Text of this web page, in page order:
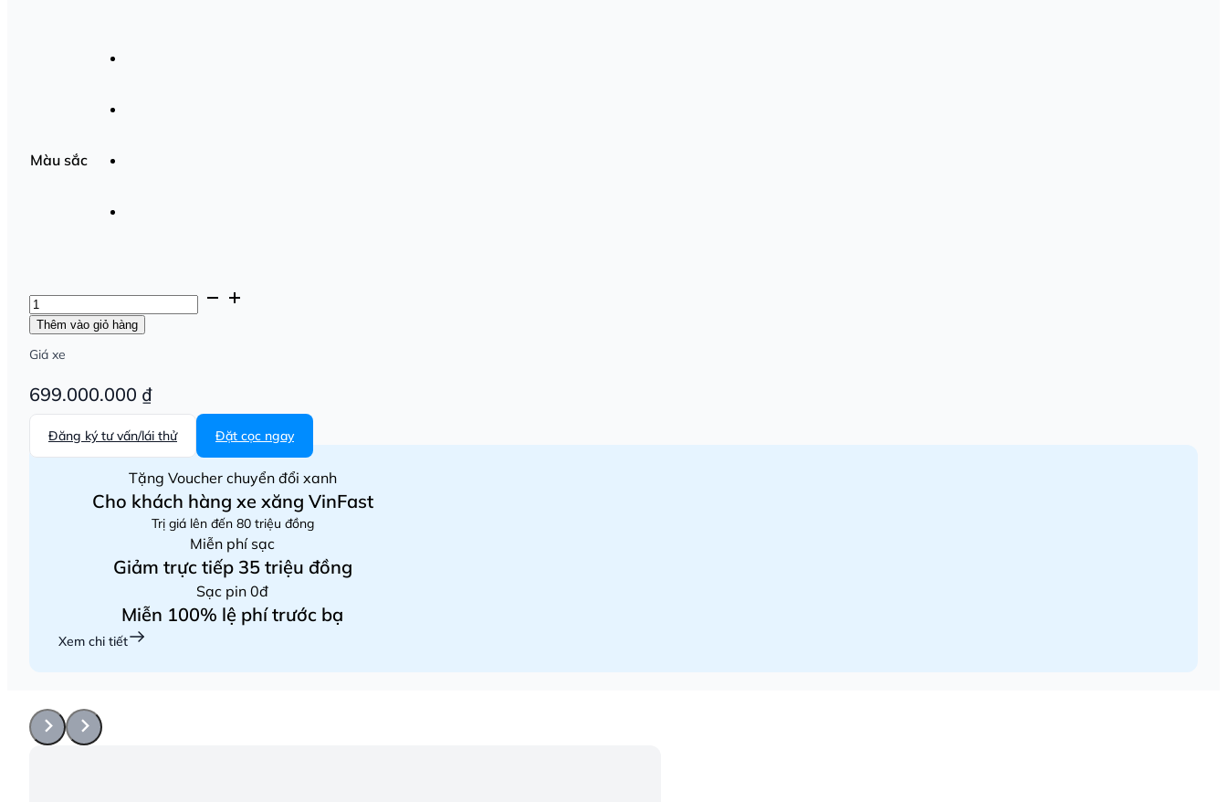
Màu sắc
VinFast
Limo
Green
số
Thêm vào giỏ hàng
Giá xe
699.000.000 ₫
Đăng ký tư vấn/lái thử Đặt cọc ngay
Tặng Voucher chuyển đổi xanh
Cho khách hàng xe xăng VinFast
Trị giá lên đến 80 triệu đồng
Miễn phí sạc
Giảm trực tiếp 35 triệu đồng
Sạc pin 0đ
Miễn 100% lệ phí trước bạ
Xem chi tiết